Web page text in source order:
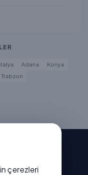
Adana
Konya
Trabzon
çerezleri